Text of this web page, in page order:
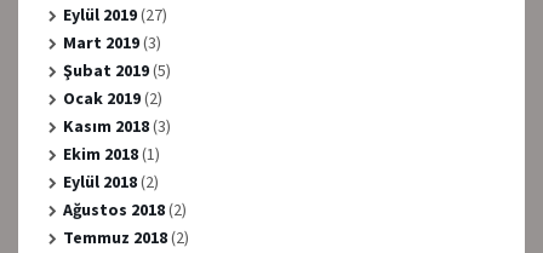
Eylül 2019(27)
Mart 2019(3)
Şubat 2019(5)
Ocak 2019(2)
Kasım 2018(3)
Ekim 2018(1)
Eylül 2018(2)
Ağustos 2018(2)
Temmuz 2018(2)